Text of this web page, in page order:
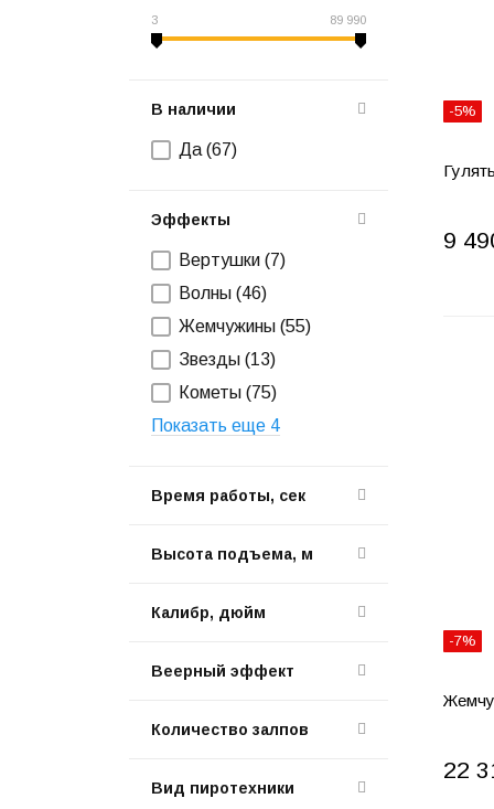
3 89 990
В наличии
Да (67)
Эффекты
Вертушки (7)
Волны (46)
Жемчужины (55)
Звезды (13)
Кометы (75)
Показать еще 4
Время работы, сек
Высота подъема, м
Калибр, дюйм
Веерный эффект
Количество залпов
Вид пиротехники
-5%
9
-7%
22